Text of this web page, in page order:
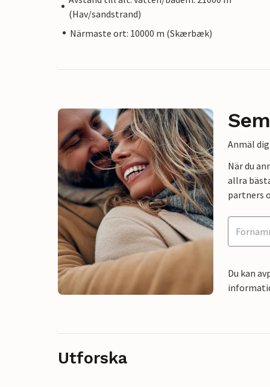
(Hav/sandstrand)
Närmaste ort: 10000 m (Skærbæk)
Anmäl
När du
allra
partners
Du kan
Utforska